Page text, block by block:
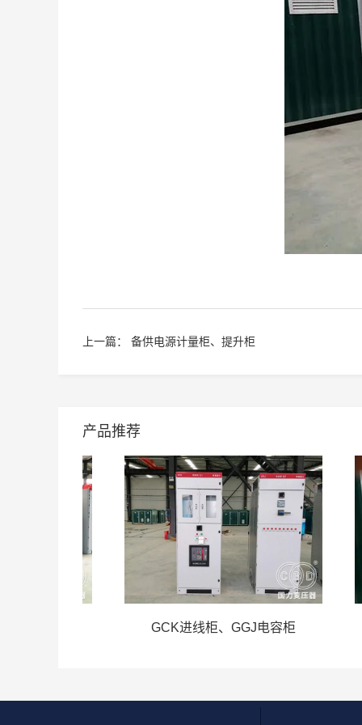
上一篇： 备供电源计量柜、提升柜
产品推荐
GCK进线柜、GGJ电容柜